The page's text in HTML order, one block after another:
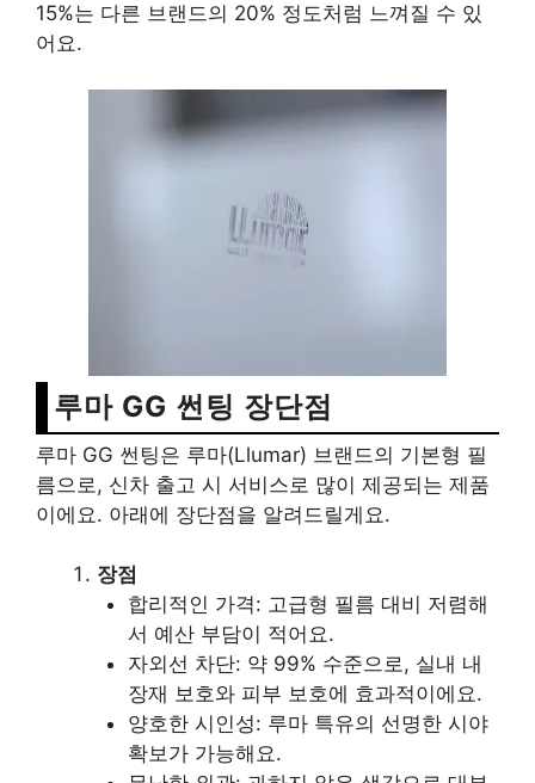
15%는 다른 브랜드의 20% 정도처럼 느껴질 수 있
어요.
루마 GG 썬팅 장단점
루마 GG 썬팅은 루마(Llumar) 브랜드의 기본형 필
름으로, 신차 출고 시 서비스로 많이 제공되는 제품
이에요. 아래에 장단점을 알려드릴게요.
장점
합리적인 가격: 고급형 필름 대비 저렴해
서 예산 부담이 적어요.
자외선 차단: 약 99% 수준으로, 실내 내
장재 보호와 피부 보호에 효과적이에요.
양호한 시인성: 루마 특유의 선명한 시야
확보가 가능해요.